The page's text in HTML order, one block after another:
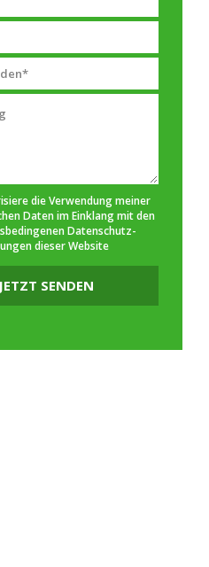
die Verwendung meiner
Daten im Einklang mit den
Datenschutz-
dieser Website
JETZT SENDEN